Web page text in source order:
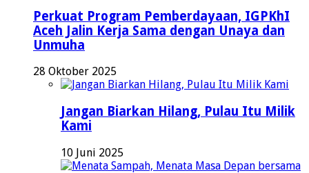
Perkuat Program Pemberdayaan, IGPKhI
Aceh Jalin Kerja Sama dengan Unaya dan
Unmuha
28 Oktober 2025
Jangan Biarkan Hilang, Pulau Itu Milik
Kami
10 Juni 2025